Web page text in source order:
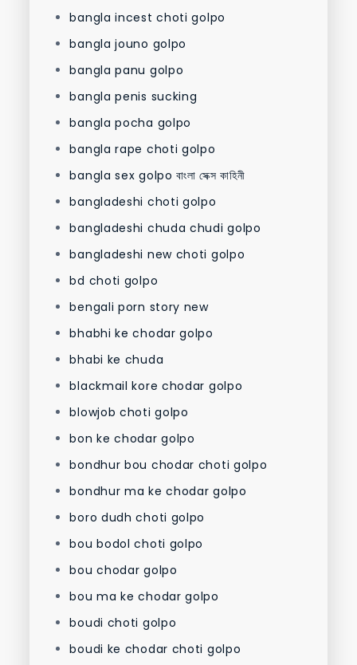
bangla incest choti golpo
bangla jouno golpo
bangla panu golpo
bangla penis sucking
bangla pocha golpo
bangla rape choti golpo
bangla sex golpo বাংলা সেক্স কাহিনী
bangladeshi choti golpo
bangladeshi chuda chudi golpo
bangladeshi new choti golpo
bd choti golpo
bengali porn story new
bhabhi ke chodar golpo
bhabi ke chuda
blackmail kore chodar golpo
blowjob choti golpo
bon ke chodar golpo
bondhur bou chodar choti golpo
bondhur ma ke chodar golpo
boro dudh choti golpo
bou bodol choti golpo
bou chodar golpo
bou ma ke chodar golpo
boudi choti golpo
boudi ke chodar choti golpo